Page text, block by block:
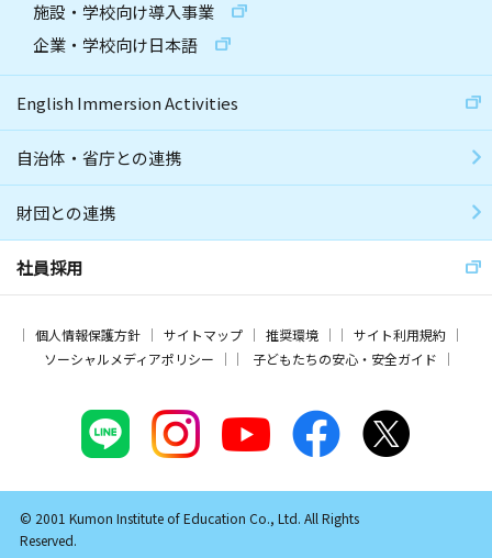
施設・学校向け導入事業
企業・学校向け日本語
English Immersion Activities
自治体・省庁との連携
財団との連携
社員採用
個人情報保護方針 サイトマップ 推奨環境
サイト利用規約
ソーシャルメディアポリシー
子どもたちの安心・安全ガイド
© 2001 Kumon Institute of Education Co., Ltd. All Rights
Reserved.